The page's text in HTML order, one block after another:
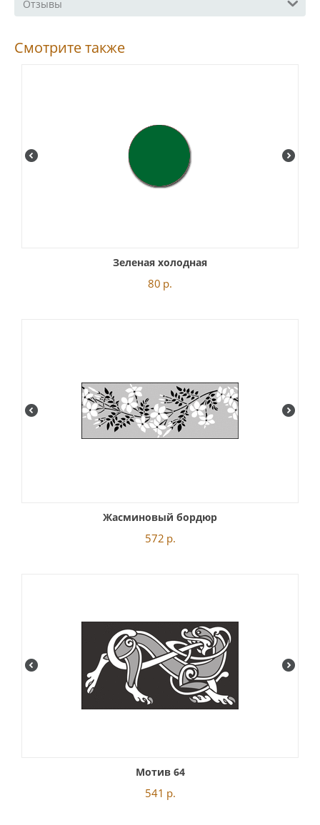
Отзывы
Смотрите также
Зеленая холодная
80 р.
Жасминовый бордюр
572 р.
Мотив 64
541 р.